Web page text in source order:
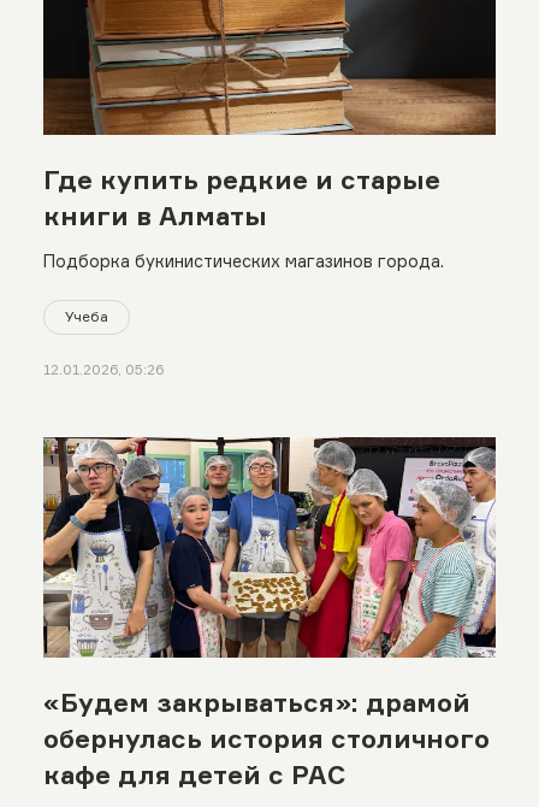
Где купить редкие и старые
книги в Алматы
Подборка букинистических магазинов города.
Учеба
12.01.2026, 05:26
«Будем закрываться»: драмой
обернулась история столичного
кафе для детей с РАС